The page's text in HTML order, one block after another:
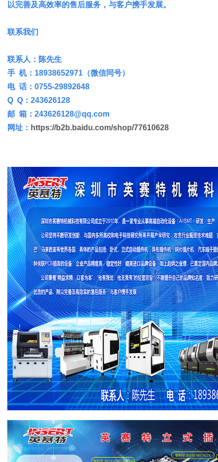
以完善及高效率的售后服务，与客户携手发展。
联系我们
联系人：陈先生
手 机：18938652971（微信同号）
电 话：0755-29892648
Q Q：243626128
邮 箱：243626128@qq.com
网址： https://b2b.baidu.com/shop/77610628